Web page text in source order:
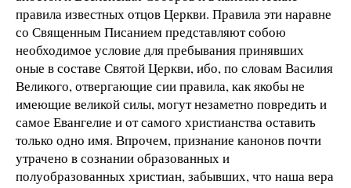
правила известных отцов Церкви. Правила эти наравне
со Священным Писанием представляют собою
необходимое условие для пребывания принявших
оные в составе Святой Церкви, ибо, по словам Василия
Великого, отвергающие сии правила, как якобы не
имеющие великой силы, могут незаметно повредить и
самое Евангелие и от самого христианства оставить
только одно имя. Впрочем, признание канонов почти
утрачено в сознании образованных и
полуобразованных христиан, забывших, что наша вера